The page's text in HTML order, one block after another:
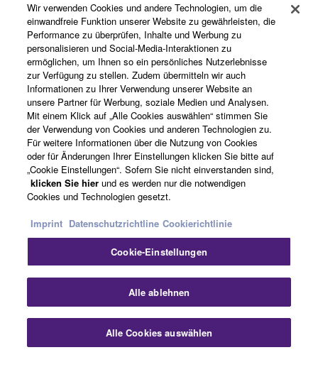
Downloads
Produkte und Lösungen
News
Über Yamaha
Deutschland - German
KontaktNutzungsbedingungen
Datenschutzerklärung
Cookierichtlinie
Wir verwenden Cookies und andere Technologien, um die
einwandfreie Funktion unserer Website zu gewährleisten, die
Performance zu überprüfen, Inhalte und Werbung zu
personalisieren und Social-Media-Interaktionen zu
ermöglichen, um Ihnen so ein persönliches Nutzerlebnisse
zur Verfügung zu stellen. Zudem übermitteln wir auch
Informationen zu Ihrer Verwendung unserer Website an
unsere Partner für Werbung, soziale Medien und Analysen.
Mit einem Klick auf „Alle Cookies auswählen“ stimmen Sie
der Verwendung von Cookies und anderen Technologien zu.
Für weitere Informationen über die Nutzung von Cookies
oder für Änderungen Ihrer Einstellungen klicken Sie bitte auf
„Cookie Einstellungen“. Sofern Sie nicht einverstanden sind,
klicken Sie hier und es werden nur die notwendigen
Cookies und Technologien gesetzt.
Imprint Datenschutzrichtline Cookierichtlinie
Cookie-Einstellungen
Alle ablehnen
Alle Cookies auswählen